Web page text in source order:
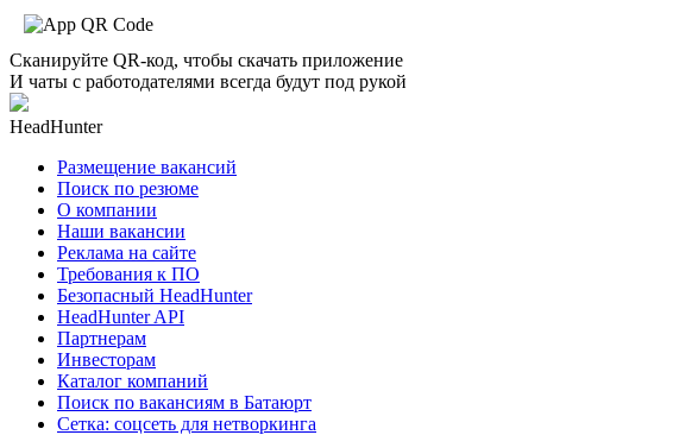
Сканируйте QR-код, чтобы скачать приложение
И чаты с работодателями всегда будут под рукой
HeadHunter
Размещение вакансий
Поиск по резюме
О компании
Наши вакансии
Реклама на сайте
Требования к ПО
Безопасный HeadHunter
HeadHunter API
Партнерам
Инвесторам
Каталог компаний
Поиск по вакансиям в Батаюрт
Сетка: соцсеть для нетворкинга